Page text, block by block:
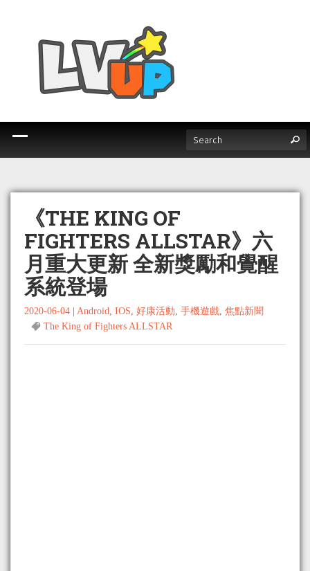
《THE KING OF
FIGHTERS ALLSTAR》六
月重大更新 全新獎勵和覺醒
系統登場
2020-06-04 Android, IOS, 好康活動, 手機遊戲, 焦點新聞
The King of Fighters ALLSTAR